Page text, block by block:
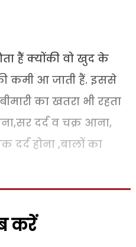
हैं क्योंकी वो खुद के
कमी आ जाती हैं. इससे
का खतरा भी रहता
दर्द व चक्र आना,
होना ,बालों का
करें